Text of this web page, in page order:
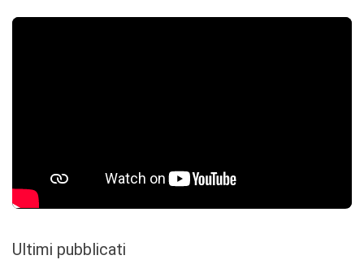
Ultimi pubblicati